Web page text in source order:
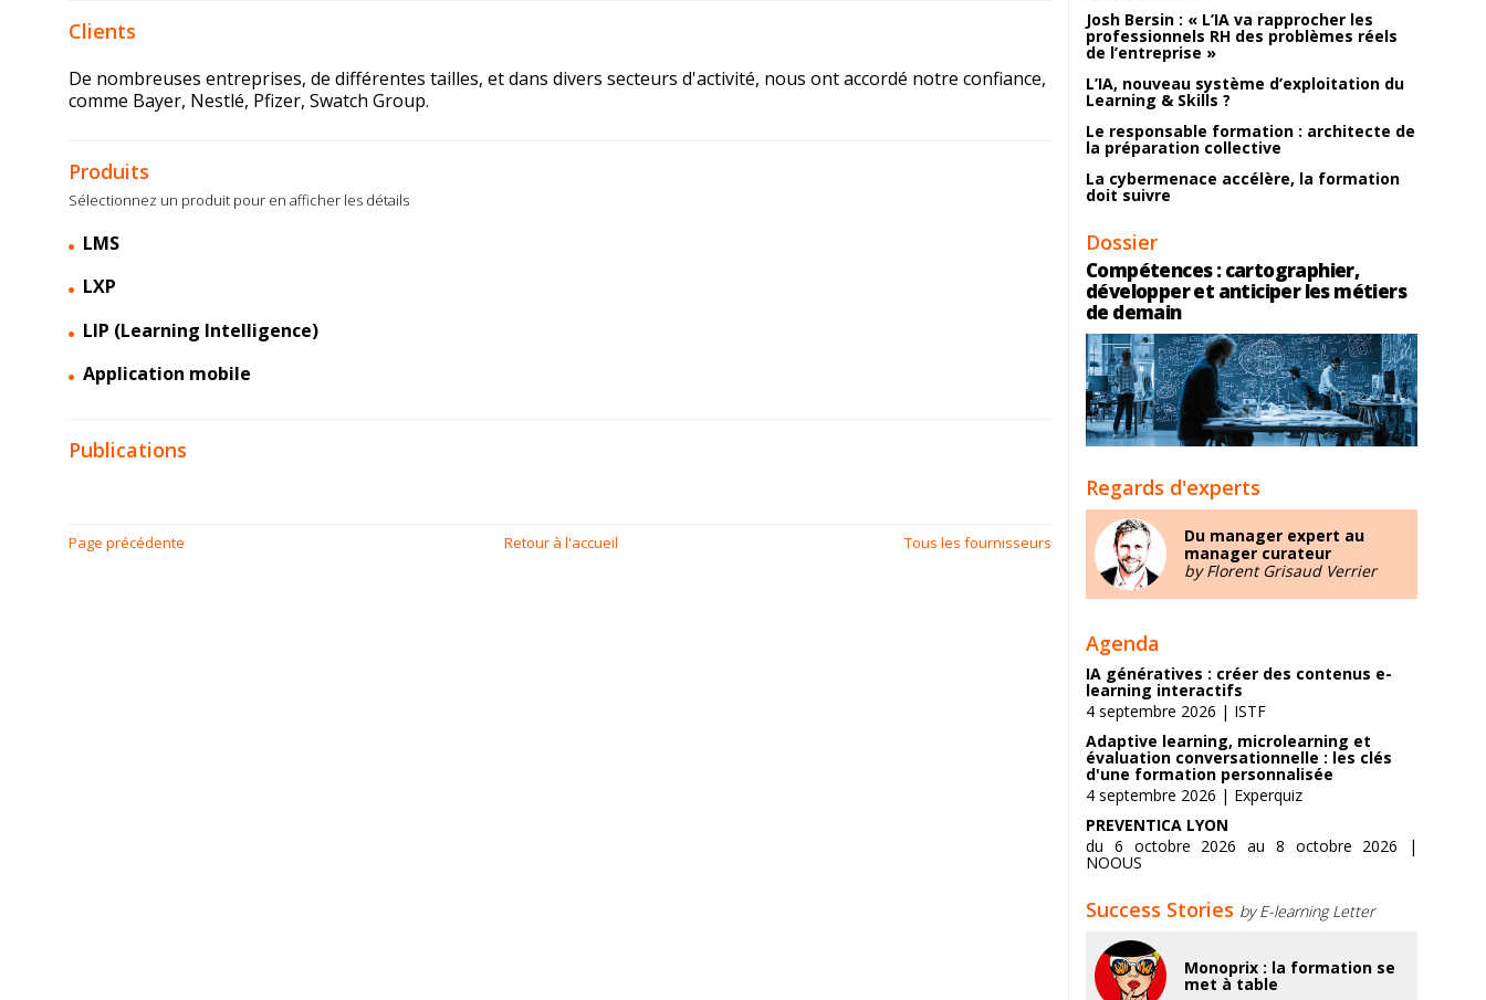
Clients
De nombreuses entreprises, de différentes tailles, et dans divers secteurs d'activité, nous ont accordé notre confiance,
comme Bayer, Nestlé, Pfizer, Swatch Group.
Produits
Sélectionnez un produit pour en afficher les détails
LMS
LXP
LIP (Learning Intelligence)
Application mobile
Publications
Page précédente Retour à l'accueil Tous les fournisseurs
Josh Bersin : « L’IA va rapprocher les
professionnels RH des problèmes réels
de l’entreprise »
L’IA, nouveau système d’exploitation du
Learning & Skills ?
Le responsable formation : architecte de
la préparation collective
La cybermenace accélère, la formation
doit suivre
Dossier
Compétences : cartographier,
développer et anticiper les métiers
de demain
Regards d'experts
Du manager expert au
manager curateur
by Florent Grisaud Verrier
Agenda
IA génératives : créer des contenus e-
learning interactifs
4 septembre 2026 | ISTF
Adaptive learning, microlearning et
évaluation conversationnelle : les clés
d'une formation personnalisée
4 septembre 2026 | Experquiz
PREVENTICA LYON
du 6 octobre 2026 au 8 octobre 2026 |
NOOUS
Success Stories by E-learning Letter
Monoprix : la formation se
met à table